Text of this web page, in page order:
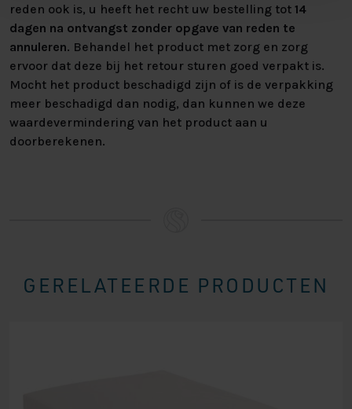
reden ook is, u heeft het recht uw bestelling tot 14
dagen na ontvangst zonder opgave van reden te
annuleren. Behandel het product met zorg en zorg
ervoor dat deze bij het retour sturen goed verpakt is.
Mocht het product beschadigd zijn of is de verpakking
meer beschadigd dan nodig, dan kunnen we deze
waardevermindering van het product aan u
doorberekenen.
GERELATEERDE PRODUCTEN